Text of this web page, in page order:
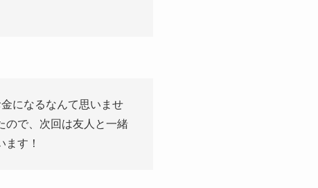
になるなんて思いませ
ので、次回は友人と一緒
す！